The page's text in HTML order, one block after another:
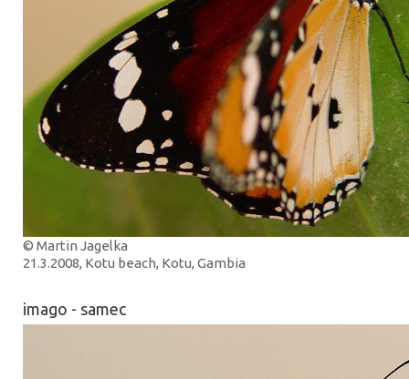
© Martin Jagelka
21.3.2008, Kotu beach, Kotu, Gambia
imago - samec